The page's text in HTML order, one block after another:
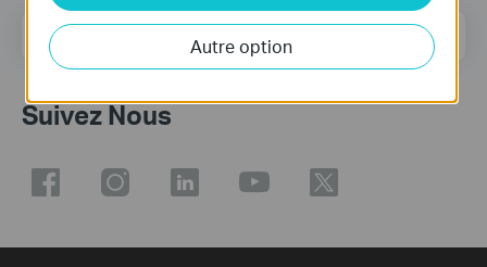
E-mail S'enregistrer
Suivez Nous
Autre option